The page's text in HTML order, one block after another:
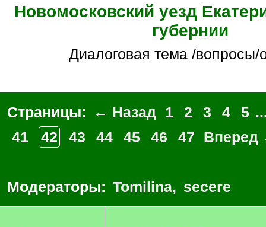
Новомосковский уезд
губернии
Диалоговая тема /вопросы/
Страницы: ← Назад 1 2 3 4 5
41
42 43 44 45 46 47 Вперед
Модераторы: Tomilina, secere